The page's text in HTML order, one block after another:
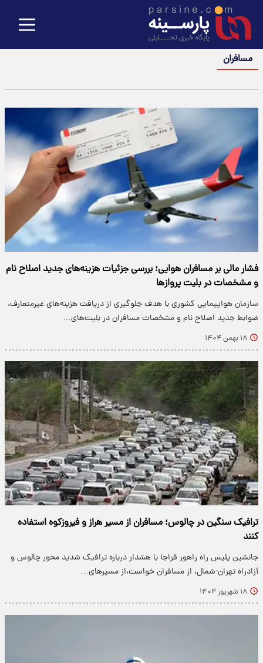
مسافران
فشار مالی بر مسافران هوایی؛ بررسی جزئیات هزینه‌های جدید اصلاح نام
و مشخصات در بلیت پروازها
سازمان هواپیمایی کشوری با هدف جلوگیری از دریافت هزینه‌های غیرمتعارف،
ضوابط جدید اصلاح نام و مشخصات مسافران در بلیت‌های…
۱۸ بهمن ۱۴۰۴
ترافیک سنگین در چالوس؛ مسافران از مسیر هراز و فیروزکوه استفاده
کنند
جانشین پلیس راه راهور فراجا با هشدار درباره ترافیک شدید محور چالوس و
آزادراه تهران-شمال، از مسافران خواست،از مسیرهای…
۱۸ شهریور ۱۴۰۴